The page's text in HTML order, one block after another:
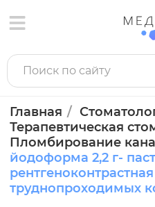
Главная
Терапевтическая
Пломбирование
йодоформа 2,2 г-
труднопроходимых